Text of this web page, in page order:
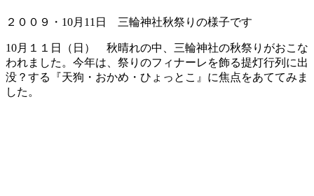
２００９・10月11日 三輪神社秋祭りの様子です
10月１１日（日） 秋晴れの中、三輪神社の秋祭りがおこな
われました。今年は、祭りのフィナーレを飾る提灯行列に出
没？する『天狗・おかめ・ひょっとこ』に焦点をあててみま
した。